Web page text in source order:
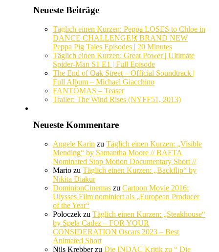
Neueste Beiträge
Täglich einen Kurzen: Peppa LOSES to Chloe in
DANCE CHALLENGE!💃 BRAND NEW
Peppa Pig Tales Episodes | 20 Minutes
Täglich einen Kurzen: Great Power | Ultimate
Spider-Man S1 E1 | Full Episode
The End of Oak Street – Official Soundtrack |
Full Album – Michael Giacchino
FANTÔMAS – Teaser
Trailer: The Wind Rises (NYFF51, 2013)
Neueste Kommentare
Angele Karin zu Täglich einen Kurzen: „Visible
Mending“ by Samantha Moore // BAFTA
Nominated Stop Motion Documentary Short //
Mario zu Täglich einen Kurzen: „Backflip“ by
Nikita Diakur
DominionCinemas zu Cartoon Movie 2016:
Ulysses Film nominiert als „European Producer
of the Year“
Poloczek zu Täglich einen Kurzen: „Steakhouse“
by Spela Cadez – FOR YOUR
CONSIDERATION Oscars 2023 – Best
Animated Short
Nils Krebberzu Die INDAC Kritik zu “ Die